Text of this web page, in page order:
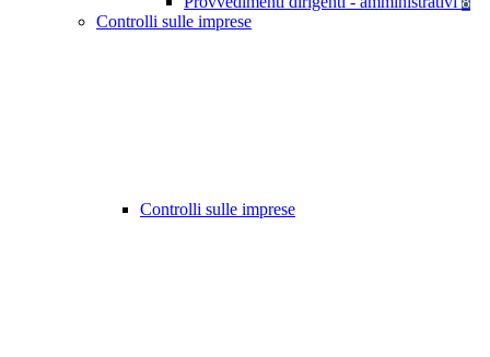
Controlli sulle imprese
Controlli sulle imprese